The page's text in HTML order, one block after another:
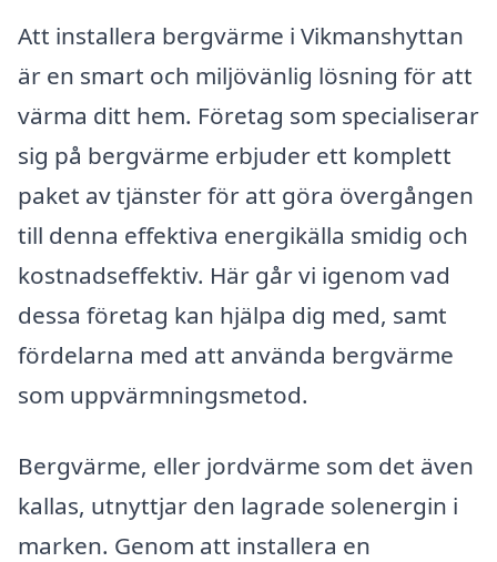
Att installera bergvärme i Vikmanshyttan
är en smart och miljövänlig lösning för att
värma ditt hem. Företag som specialiserar
sig på bergvärme erbjuder ett komplett
paket av tjänster för att göra övergången
till denna effektiva energikälla smidig och
kostnadseffektiv. Här går vi igenom vad
dessa företag kan hjälpa dig med, samt
fördelarna med att använda bergvärme
som uppvärmningsmetod.
Bergvärme, eller jordvärme som det även
kallas, utnyttjar den lagrade solenergin i
marken. Genom att installera en